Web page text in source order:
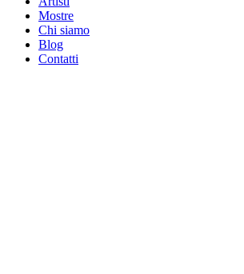
Mostre
Chi siamo
Blog
Contatti